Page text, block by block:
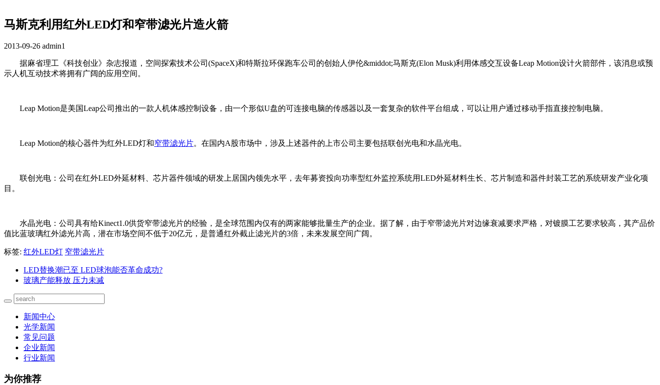
马斯克利用红外LED灯和窄带滤光片造火箭
2013-09-26 admin1
据麻省理工《科技创业》杂志报道，空间探索技术公司(SpaceX)和特斯拉环保跑车公司的创始人伊伦&middot;马斯克(Elon Musk)利用体感交互设备Leap Motion设计火箭部件，该消息或预
示人机互动技术将拥有广阔的应用空间。
Leap Motion是美国Leap公司推出的一款人机体感控制设备，由一个形似U盘的可连接电脑的传感器以及一套复杂的软件平台组成，可以让用户通过移动手指直接控制电脑。
Leap Motion的核心器件为红外LED灯和窄带滤光片。在国内A股市场中，涉及上述器件的上市公司主要包括联创光电和水晶光电。
联创光电：公司在红外LED外延材料、芯片器件领域的研发上居国内领先水平，去年募资投向功率型红外监控系统用LED外延材料生长、芯片制造和器件封装工艺的系统研发产业化项
目。
水晶光电：公司具有给Kinect1.0供货窄带滤光片的经验，是全球范围内仅有的两家能够批量生产的企业。据了解，由于窄带滤光片对边缘衰减要求严格，对镀膜工艺要求较高，其产品价
值比蓝玻璃红外滤光片高，潜在市场空间不低于20亿元，是普通红外截止滤光片的3倍，未来发展空间广阔。
标签: 红外LED灯 窄带滤光片
LED替换潮已至 LED球泡能否革命成功?
玻璃产能释放 压力未减
新闻中心
光学新闻
常见问题
企业新闻
行业新闻
为你推荐